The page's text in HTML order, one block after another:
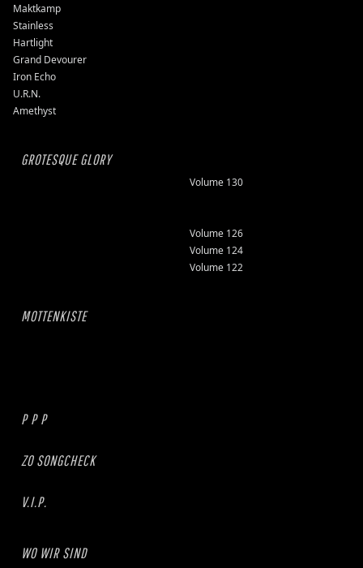
Maktkamp
Stainless
Hartlight
Grand Devourer
Iron Echo
U.R.N.
Amethyst
GROTESQUE GLORY
Volume 130
Volume 126
Volume 124
Volume 122
MOTTENKISTE
P P P
ZO SONGCHECK
V.I.P.
WO WIR SIND